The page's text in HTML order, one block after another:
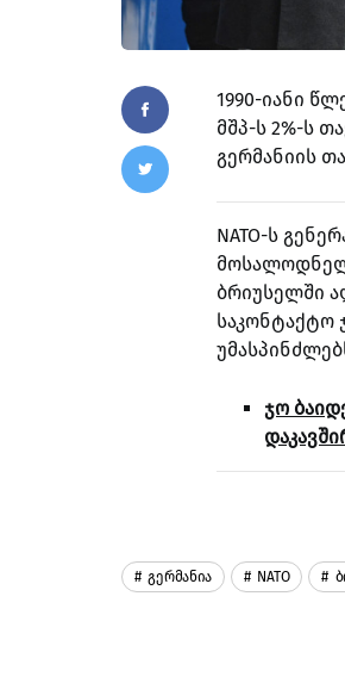
1990-იანი
მშპ-ს 2%-ს
გერმანიის
NATO-ს
ბრიუსელში
საკონტაქტო
ჯო
Გერმანია NATO